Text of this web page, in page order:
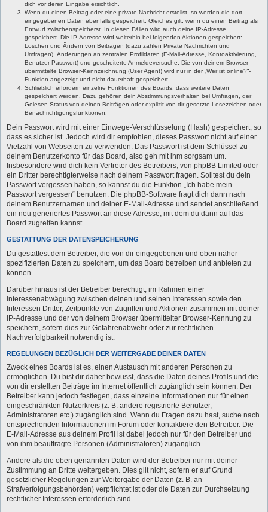
dich vor deren Eingabe ersichtlich.
Wenn du einen Beitrag oder eine private Nachricht erstellst, so werden die dort
eingegebenen Daten ebenfalls gespeichert. Gleiches gilt, wenn du einen Beitrag als
Entwurf zwischenspeicherst. In diesen Fällen wird auch deine IP-Adresse
gespeichert. Die IP-Adresse wird weiterhin bei folgenden Aktionen gespeichert:
Löschen und Ändern von Beiträgen (dazu zählen Private Nachrichten und
Umfragen), Änderungen an zentralen Profildaten (E-Mail-Adresse, Kontoaktivierung,
Benutzer-Passwort) und gescheiterte Anmeldeversuche. Die von deinem Browser
übermittelte Browser-Kennzeichnung (User Agent) wird nur in der „Wer ist online?“-
Funktion angezeigt und nicht dauerhaft gespeichert.
Schließlich erfordern einzelne Funktionen des Boards, dass weitere Daten
gespeichert werden. Dazu gehören dein Abstimmungsverhalten bei Umfragen, der
Gelesen-Status von deinen Beiträgen oder explizit von dir gesetzte Lesezeichen oder
Benachrichtigungsfunktionen.
Dein Passwort wird mit einer Einwege-Verschlüsselung (Hash) gespeichert, so
dass es sicher ist. Jedoch wird dir empfohlen, dieses Passwort nicht auf einer
Vielzahl von Webseiten zu verwenden. Das Passwort ist dein Schlüssel zu
deinem Benutzerkonto für das Board, also geh mit ihm sorgsam um.
Insbesondere wird dich kein Vertreter des Betreibers, von phpBB Limited oder
ein Dritter berechtigterweise nach deinem Passwort fragen. Solltest du dein
Passwort vergessen haben, so kannst du die Funktion „Ich habe mein
Passwort vergessen“ benutzen. Die phpBB-Software fragt dich dann nach
deinem Benutzernamen und deiner E-Mail-Adresse und sendet anschließend
ein neu generiertes Passwort an diese Adresse, mit dem du dann auf das
Board zugreifen kannst.
GESTATTUNG DER DATENSPEICHERUNG
Du gestattest dem Betreiber, die von dir eingegebenen und oben näher
spezifizierten Daten zu speichern, um das Board betreiben und anbieten zu
können.
Darüber hinaus ist der Betreiber berechtigt, im Rahmen einer
Interessenabwägung zwischen deinen und seinen Interessen sowie den
Interessen Dritter, Zeitpunkte von Zugriffen und Aktionen zusammen mit deiner
IP-Adresse und der von deinem Browser übermittelter Browser-Kennung zu
speichern, sofern dies zur Gefahrenabwehr oder zur rechtlichen
Nachverfolgbarkeit notwendig ist.
REGELUNGEN BEZÜGLICH DER WEITERGABE DEINER DATEN
Zweck eines Boards ist es, einen Austausch mit anderen Personen zu
ermöglichen. Du bist dir daher bewusst, dass die Daten deines Profils und die
von dir erstellten Beiträge im Internet öffentlich zugänglich sein können. Der
Betreiber kann jedoch festlegen, dass einzelne Informationen nur für einen
eingeschränkten Nutzerkreis (z. B. andere registrierte Benutzer,
Administratoren etc.) zugänglich sind. Wenn du Fragen dazu hast, suche nach
entsprechenden Informationen im Forum oder kontaktiere den Betreiber. Die
E-Mail-Adresse aus deinem Profil ist dabei jedoch nur für den Betreiber und
von ihm beauftragte Personen (Administratoren) zugänglich.
Andere als die oben genannten Daten wird der Betreiber nur mit deiner
Zustimmung an Dritte weitergeben. Dies gilt nicht, sofern er auf Grund
gesetzlicher Regelungen zur Weitergabe der Daten (z. B. an
Strafverfolgungsbehörden) verpflichtet ist oder die Daten zur Durchsetzung
rechtlicher Interessen erforderlich sind.